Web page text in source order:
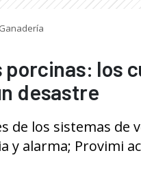
Ganadería
porcinas: los
desastre
de los sistemas
y alarma; Provimi